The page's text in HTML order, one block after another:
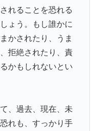
れることを恐れる
ょう。もし誰かに
かされたり、うま
拒絶されたり、責
かもしれないとい
、過去、現在、未
れも、すっかり手